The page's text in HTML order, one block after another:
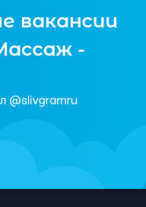
вакансии
-
@slivgramru